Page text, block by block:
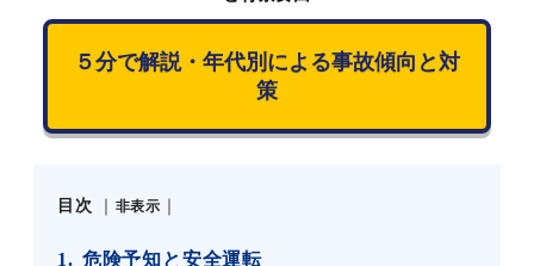
５分で解説・年代別による事故傾向と対
策
目次 非表示
1
危険予知と安全運転